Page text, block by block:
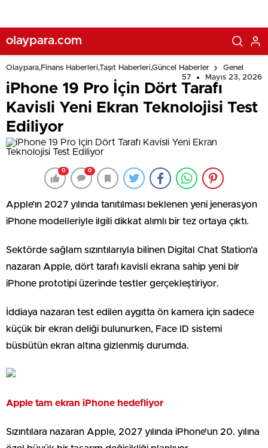
olaypara.com
Olaypara,Finans Haberleri,Taşıt Haberleri,Güncel Haberler
Genel
57
Mayıs 23, 2026
iPhone 19 Pro İçin Dört Tarafı
Kavisli Yeni Ekran Teknolojisi Test
Ediliyor
0 0
Apple’ın 2027 yılında tanıtılması beklenen yeni jenerasyon
iPhone modelleriyle ilgili dikkat alımlı bir tez ortaya çıktı.
Sektörde sağlam sızıntılarıyla bilinen Digital Chat Station’a
nazaran Apple, dört tarafı kavisli ekrana sahip yeni bir
iPhone prototipi üzerinde testler gerçekleştiriyor.
İddiaya nazaran test edilen aygıtta ön kamera için sadece
küçük bir ekran deliği bulunurken, Face ID sistemi
büsbütün ekran altına gizlenmiş durumda.
Apple tam ekran iPhone hedefliyor
Sızıntılara nazaran Apple, 2027 yılında iPhone’un 20. yılına